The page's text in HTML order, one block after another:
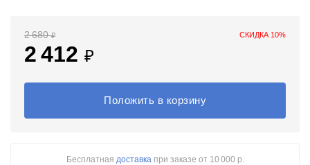
СКИДКА 10%
2 680₽
2 412 ₽
Положить в корзину
Бесплатная доставкапри заказе от 10 000 р.